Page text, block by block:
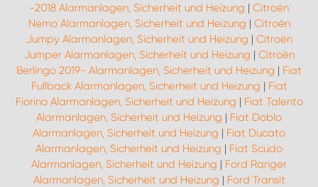
-2018 Alarmanlagen, Sicherheit und Heizung | Citroën
Nemo Alarmanlagen, Sicherheit und Heizung | Citroën
Jumpy Alarmanlagen, Sicherheit und Heizung | Citroën
Jumper Alarmanlagen, Sicherheit und Heizung | Citroën
Berlingo 2019- Alarmanlagen, Sicherheit und Heizung | Fiat
Fullback Alarmanlagen, Sicherheit und Heizung | Fiat
Fiorino Alarmanlagen, Sicherheit und Heizung | Fiat Talento
Alarmanlagen, Sicherheit und Heizung | Fiat Doblo
Alarmanlagen, Sicherheit und Heizung | Fiat Ducato
Alarmanlagen, Sicherheit und Heizung | Fiat Scudo
Alarmanlagen, Sicherheit und Heizung | Ford Ranger
Alarmanlagen, Sicherheit und Heizung | Ford Transit